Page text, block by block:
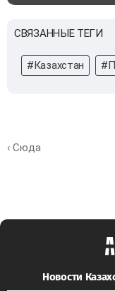
СВЯЗАННЫЕ ТЕГИ
#Казахстан
‹ Сюда
Новости